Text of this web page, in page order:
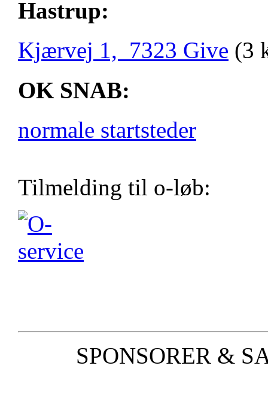
Hastrup:
Kjærvej 1, 7323 Give (3
OK SNAB:
normale startsteder
Tilmelding til o-løb:
SPONSORER &